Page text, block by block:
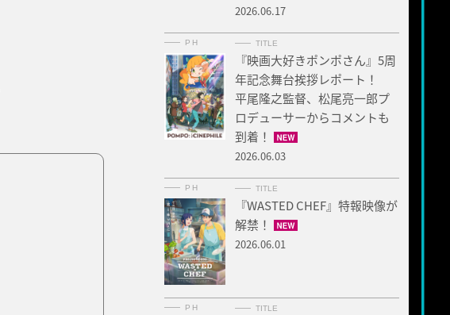
2026.06.17
PH TITLE
『映画大好きポンポさん』5周
年記念舞台挨拶レポート！
平尾隆之監督、松尾亮一郎プ
ロデューサーからコメントも
到着！
2026.06.03
PH TITLE
『WASTED CHEF』特報映像が
解禁！
2026.06.01
PH TITLE